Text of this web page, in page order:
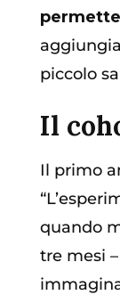
piccolo
Il
Il primo
quando
tre mesi